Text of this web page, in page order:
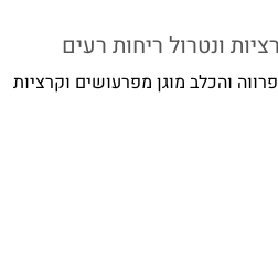
ונטרול ריחות רעים
והכלב מוגן מפרעושים וקרציות